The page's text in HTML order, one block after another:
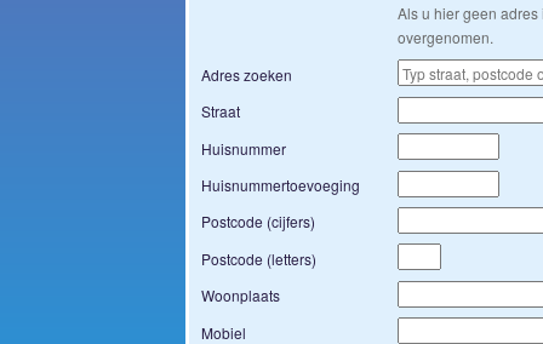
Als u hier geen
overgenomen.
Adres zoeken
Straat
Huisnummer
Huisnummertoevoeging
Postcode (cijfers)
Postcode (letters)
Woonplaats
Mobiel